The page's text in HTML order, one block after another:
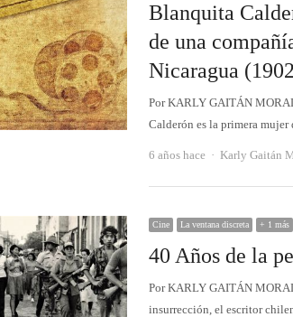
Blanquita
de una
Nicaragua
Por KARLY GAITÁN
Calderón es la primera
6 años hace Autor
Karly Gaitán
Cine La ventana discreta + 1 más
40 Años de la
Por KARLY GAITÁN
insurrección, el escritor